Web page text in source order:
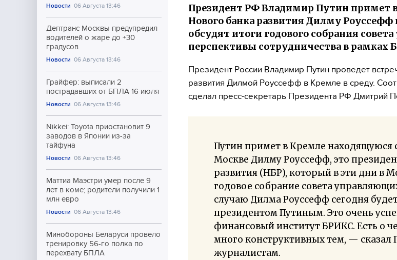
Новости 06 Августа 13:46
Дептранс Москвы предупредил
водителей о жаре до +30
градусов
Новости 06 Августа 13:46
Грайфер: выписали 2
пострадавших от БПЛА 16 июля
Новости 06 Августа 13:46
Nikkei: Toyota приостановит 9
заводов в Японии из-за
тайфуна
Новости 06 Августа 13:46
Маттиа Маэстри умер после 9
лет в коме; родители получили 1
млн евро
Новости 06 Августа 13:46
Минобороны Беларуси провело
тренировку 56-го полка по
перехвату БПЛА
Президент РФ Владимир Путин примет
Нового банка развития Дилму Роуссефф
обсудят итоги годового собрания
перспективы сотрудничества в рамках
Президент России Владимир Путин проведет
развития Дилмой Роуссефф в Кремле в среду.
сделал пресс-секретарь Президента РФ Дмитрий
Путин примет в Кремле находящуюся
Москве Дилму Роуссефф, это
развития (НБР), который в эти дни в
годовое собрание совета
случаю Дилма Роуссефф сегодня
президентом Путиным. Это очень
финансовый институт БРИКС. Есть о
много конструктивных тем, — сказал
журналистам.